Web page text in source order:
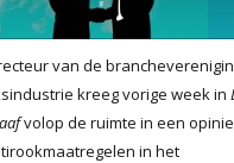
van de
kreeg vorige week in
volop de ruimte in een
in het